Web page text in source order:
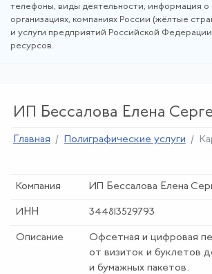
телефоны, виды деятельности, информация о
организациях, компаниях России (жёлтые
и услуги предприятий Российской
ресурсов.
ИП Бессалова Елена
Главная Полиграфические услуги
Компания ИП Бессалова Елена
ИНН 344813529793
Описание
Офсетная и цифровая
от визиток и буклетов
и бумажных пакетов.